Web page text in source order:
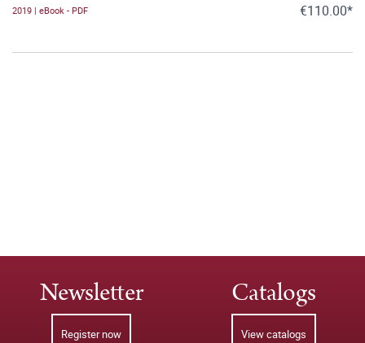
2019 | eBook - PDF €110.00*
Newsletter
Register now
Catalogs
View catalogs